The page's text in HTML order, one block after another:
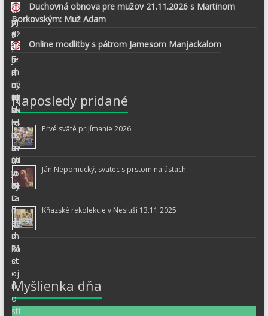
Duchovná obnova pre mužov 21.11.2026 s Martinom
Borkovským: Muž Adam
Online modlitby s pátrom Jamesom Manjackalom
Naposledy pridané
Prvé sväté prijímanie 2026
Ján Nepomucký, svätec s prstom na ústach
Kňazské rekolekcie v Nesluši 13.11.2025
Myšlienka dňa